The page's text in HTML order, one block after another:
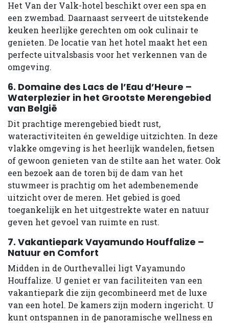
Het Van der Valk-hotel beschikt over een spa en
een zwembad. Daarnaast serveert de uitstekende
keuken heerlijke gerechten om ook culinair te
genieten. De locatie van het hotel maakt het een
perfecte uitvalsbasis voor het verkennen van de
omgeving.
6. Domaine des Lacs de l’Eau d’Heure –
Waterplezier in het Grootste Merengebied
van België
Dit prachtige merengebied biedt rust,
wateractiviteiten én geweldige uitzichten. In deze
vlakke omgeving is het heerlijk wandelen, fietsen
of gewoon genieten van de stilte aan het water. Ook
een bezoek aan de toren bij de dam van het
stuwmeer is prachtig om het adembenemende
uitzicht over de meren. Het gebied is goed
toegankelijk en het uitgestrekte water en natuur
geven het gevoel van ruimte en rust.
7. Vakantiepark Vayamundo Houffalize –
Natuur en Comfort
Midden in de Ourthevallei ligt Vayamundo
Houffalize. U geniet er van faciliteiten van een
vakantiepark die zijn gecombineerd met de luxe
van een hotel. De kamers zijn modern ingericht. U
kunt ontspannen in de panoramische wellness en